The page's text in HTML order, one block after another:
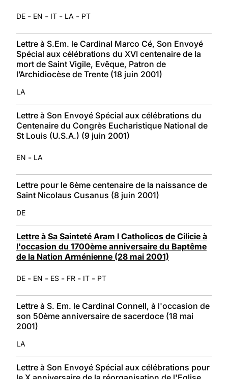
DE - EN - IT - LA - PT
Lettre à S.Em. le Cardinal Marco Cé, Son Envoyé
Spécial aux célébrations du XVI centenaire de la
mort de Saint Vigile, Evêque, Patron de
l’Archidiocèse de Trente (18 juin 2001)
LA
Lettre à Son Envoyé Spécial aux célébrations du
Centenaire du Congrès Eucharistique National de
St Louis (U.S.A.) (9 juin 2001)
EN - LA
Lettre pour le 6ème centenaire de la naissance de
Saint Nicolaus Cusanus (8 juin 2001)
DE
Lettre à Sa Sainteté Aram I Catholicos de Cilicie à
l'occasion du 1700ème anniversaire du Baptême
de la Nation Arménienne (28 mai 2001)
DE - EN - ES - FR - IT - PT
Lettre à S. Em. le Cardinal Connell, à l'occasion de
son 50ème anniversaire de sacerdoce (18 mai
2001)
LA
Lettre à Son Envoyé Spécial aux célébrations pour